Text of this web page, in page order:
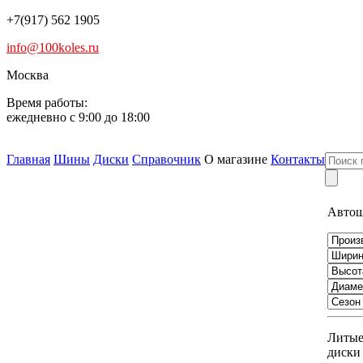
+7(917) 562 1905
info@100koles.ru
Москва
Время работы:
ежедневно с 9:00 до 18:00
Главная Шины Диски Справочник О магазине Контакты
Литые
диски